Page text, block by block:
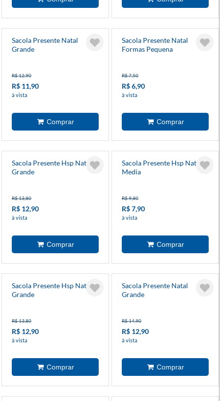
Sacola Presente Natal
Grande
R$ 12,90
R$ 11,90
à vista
Sacola Presente Natal
Formas Pequena
R$ 7,50
R$ 6,90
à vista
Sacola Presente Hsp Natal
Grande
R$ 13,80
R$ 12,90
à vista
Sacola Presente Hsp Natal
Media
R$ 9,80
R$ 7,90
à vista
Sacola Presente Hsp Natal
Grande
R$ 13,80
R$ 12,90
à vista
Sacola Presente Natal
Grande
R$ 14,90
R$ 12,90
à vista